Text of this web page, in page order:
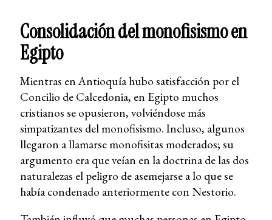
Consolidación del monofisismo en
Egipto
Mientras en Antioquía hubo satisfacción por el
Concilio de Calcedonia, en Egipto muchos
cristianos se opusieron, volviéndose más
simpatizantes del monofisismo. Incluso, algunos
llegaron a llamarse monofisitas moderados; su
argumento era que veían en la doctrina de las dos
naturalezas el peligro de asemejarse a lo que se
había condenado anteriormente con Nestorio.